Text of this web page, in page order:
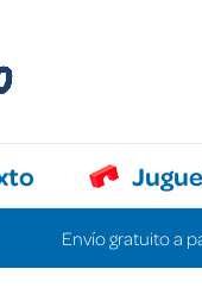
Envío gratuito a